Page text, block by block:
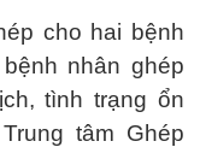
cho hai bệnh
nhân ghép
tình trạng ổn
tâm Ghép